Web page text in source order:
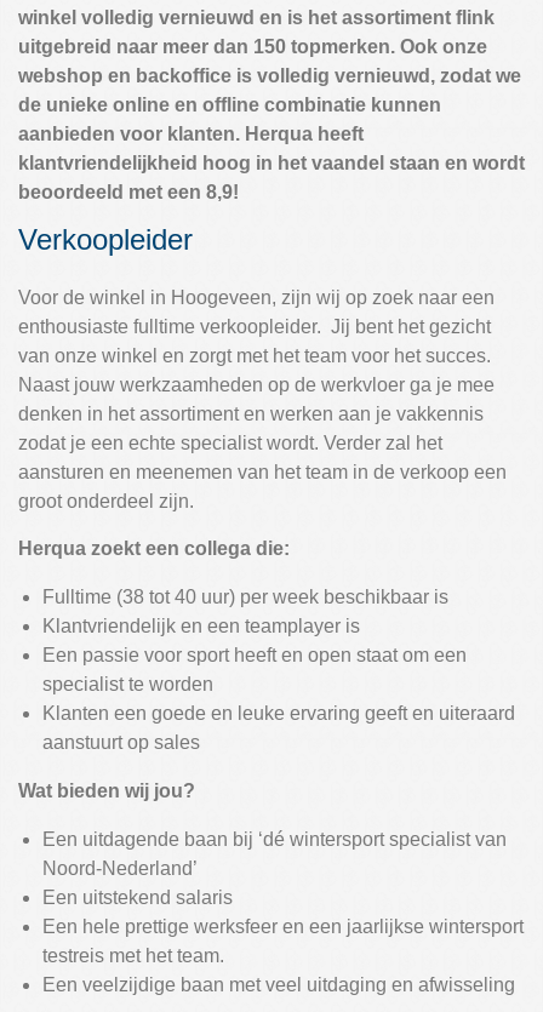
winkel volledig vernieuwd en is het assortiment flink
uitgebreid naar meer dan 150 topmerken. Ook onze
webshop en backoffice is volledig vernieuwd, zodat we
de unieke online en offline combinatie kunnen
aanbieden voor klanten. Herqua heeft
klantvriendelijkheid hoog in het vaandel staan en wordt
beoordeeld met een 8,9!
Verkoopleider
Voor de winkel in Hoogeveen, zijn wij op zoek naar een
enthousiaste fulltime verkoopleider. Jij bent het gezicht
van onze winkel en zorgt met het team voor het succes.
Naast jouw werkzaamheden op de werkvloer ga je mee
denken in het assortiment en werken aan je vakkennis
zodat je een echte specialist wordt. Verder zal het
aansturen en meenemen van het team in de verkoop een
groot onderdeel zijn.
Herqua zoekt een collega die:
Fulltime (38 tot 40 uur) per week beschikbaar is
Klantvriendelijk en een teamplayer is
Een passie voor sport heeft en open staat om een
specialist te worden
Klanten een goede en leuke ervaring geeft en uiteraard
aanstuurt op sales
Wat bieden wij jou?
Een uitdagende baan bij ‘dé wintersport specialist van
Noord-Nederland’
Een uitstekend salaris
Een hele prettige werksfeer en een jaarlijkse wintersport
testreis met het team.
Een veelzijdige baan met veel uitdaging en afwisseling